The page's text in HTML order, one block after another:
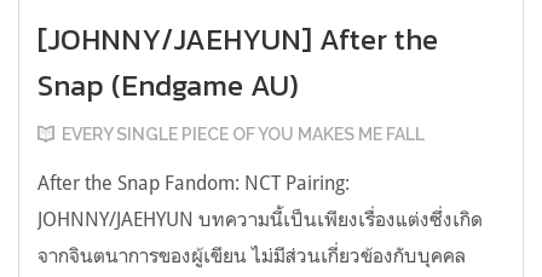
[JOHNNY/JAEHYUN] After the
Snap (Endgame AU)
EVERY SINGLE PIECE OF YOU MAKES ME FALL
After the Snap Fandom: NCT Pairing:
JOHNNY/JAEHYUN บทความนี้เป็นเพียงเรื่องแต่งซึ่งเกิด
จากจินตนาการของผู้เขียน ไม่มีส่วนเกี่ยวข้องกับบุคคล